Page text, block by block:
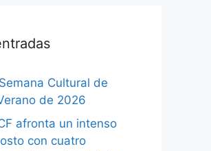
Cultural de
de 2026
afronta un intenso
con cuatro